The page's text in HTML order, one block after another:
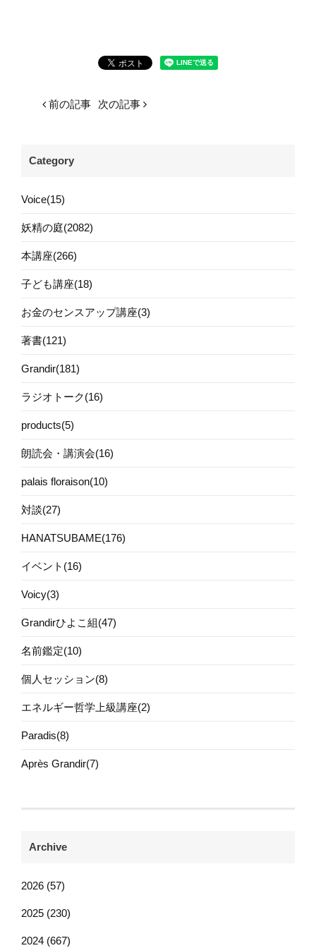
前の記事 次の記事
Category
Voice(15)
妖精の庭(2082)
本講座(266)
子ども講座(18)
お金のセンスアップ講座(3)
著書(121)
Grandir(181)
ラジオトーク(16)
products(5)
朗読会・講演会(16)
palais floraison(10)
対談(27)
HANATSUBAME(176)
イベント(16)
Voicy(3)
Grandirひよこ組(47)
名前鑑定(10)
個人セッション(8)
エネルギー哲学上級講座(2)
Paradis(8)
Après Grandir(7)
Archive
2026 (57)
2025 (230)
2024 (667)